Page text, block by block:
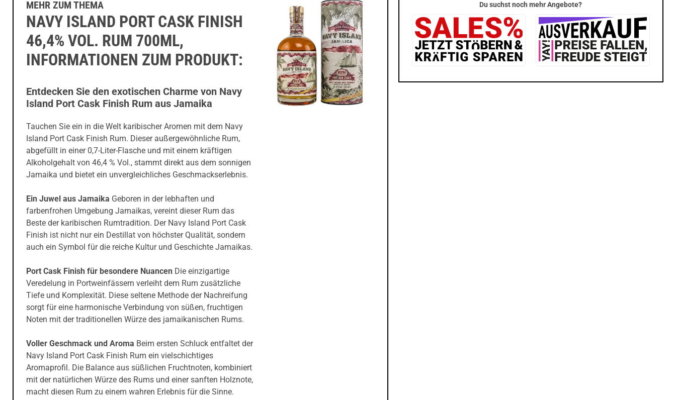
MEHR ZUM THEMA
NAVY ISLAND PORT CASK FINISH
46,4% VOL. RUM 700ML,
INFORMATIONEN ZUM PRODUKT:
Entdecken Sie den exotischen Charme von Navy
Island Port Cask Finish Rum aus Jamaika
Tauchen Sie ein in die Welt karibischer Aromen mit dem Navy
Island Port Cask Finish Rum. Dieser außergewöhnliche Rum,
abgefüllt in einer 0,7-Liter-Flasche und mit einem kräftigen
Alkoholgehalt von 46,4 % Vol., stammt direkt aus dem sonnigen
Jamaika und bietet ein unvergleichliches Geschmackserlebnis.
Ein Juwel aus Jamaika Geboren in der lebhaften und
farbenfrohen Umgebung Jamaikas, vereint dieser Rum das
Beste der karibischen Rumtradition. Der Navy Island Port Cask
Finish ist nicht nur ein Destillat von höchster Qualität, sondern
auch ein Symbol für die reiche Kultur und Geschichte Jamaikas.
Port Cask Finish für besondere Nuancen Die einzigartige
Veredelung in Portweinfässern verleiht dem Rum zusätzliche
Tiefe und Komplexität. Diese seltene Methode der Nachreifung
sorgt für eine harmonische Verbindung von süßen, fruchtigen
Noten mit der traditionellen Würze des jamaikanischen Rums.
Voller Geschmack und Aroma Beim ersten Schluck entfaltet der
Navy Island Port Cask Finish Rum ein vielschichtiges
Aromaprofil. Die Balance aus süßlichen Fruchtnoten, kombiniert
mit der natürlichen Würze des Rums und einer sanften Holznote,
macht diesen Rum zu einem wahren Erlebnis für die Sinne.
Du suchst noch mehr Angebote?